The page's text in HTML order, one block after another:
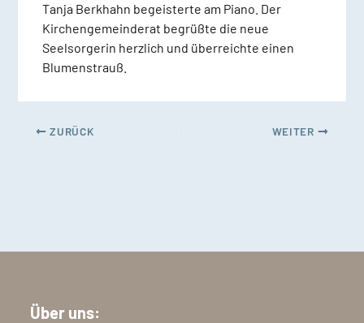
Tanja Berkhahn begeisterte am Piano. Der
Kirchengemeinderat begrüßte die neue
Seelsorgerin herzlich und überreichte einen
Blumenstrauß.
ZURÜCK WEITER
Über uns: